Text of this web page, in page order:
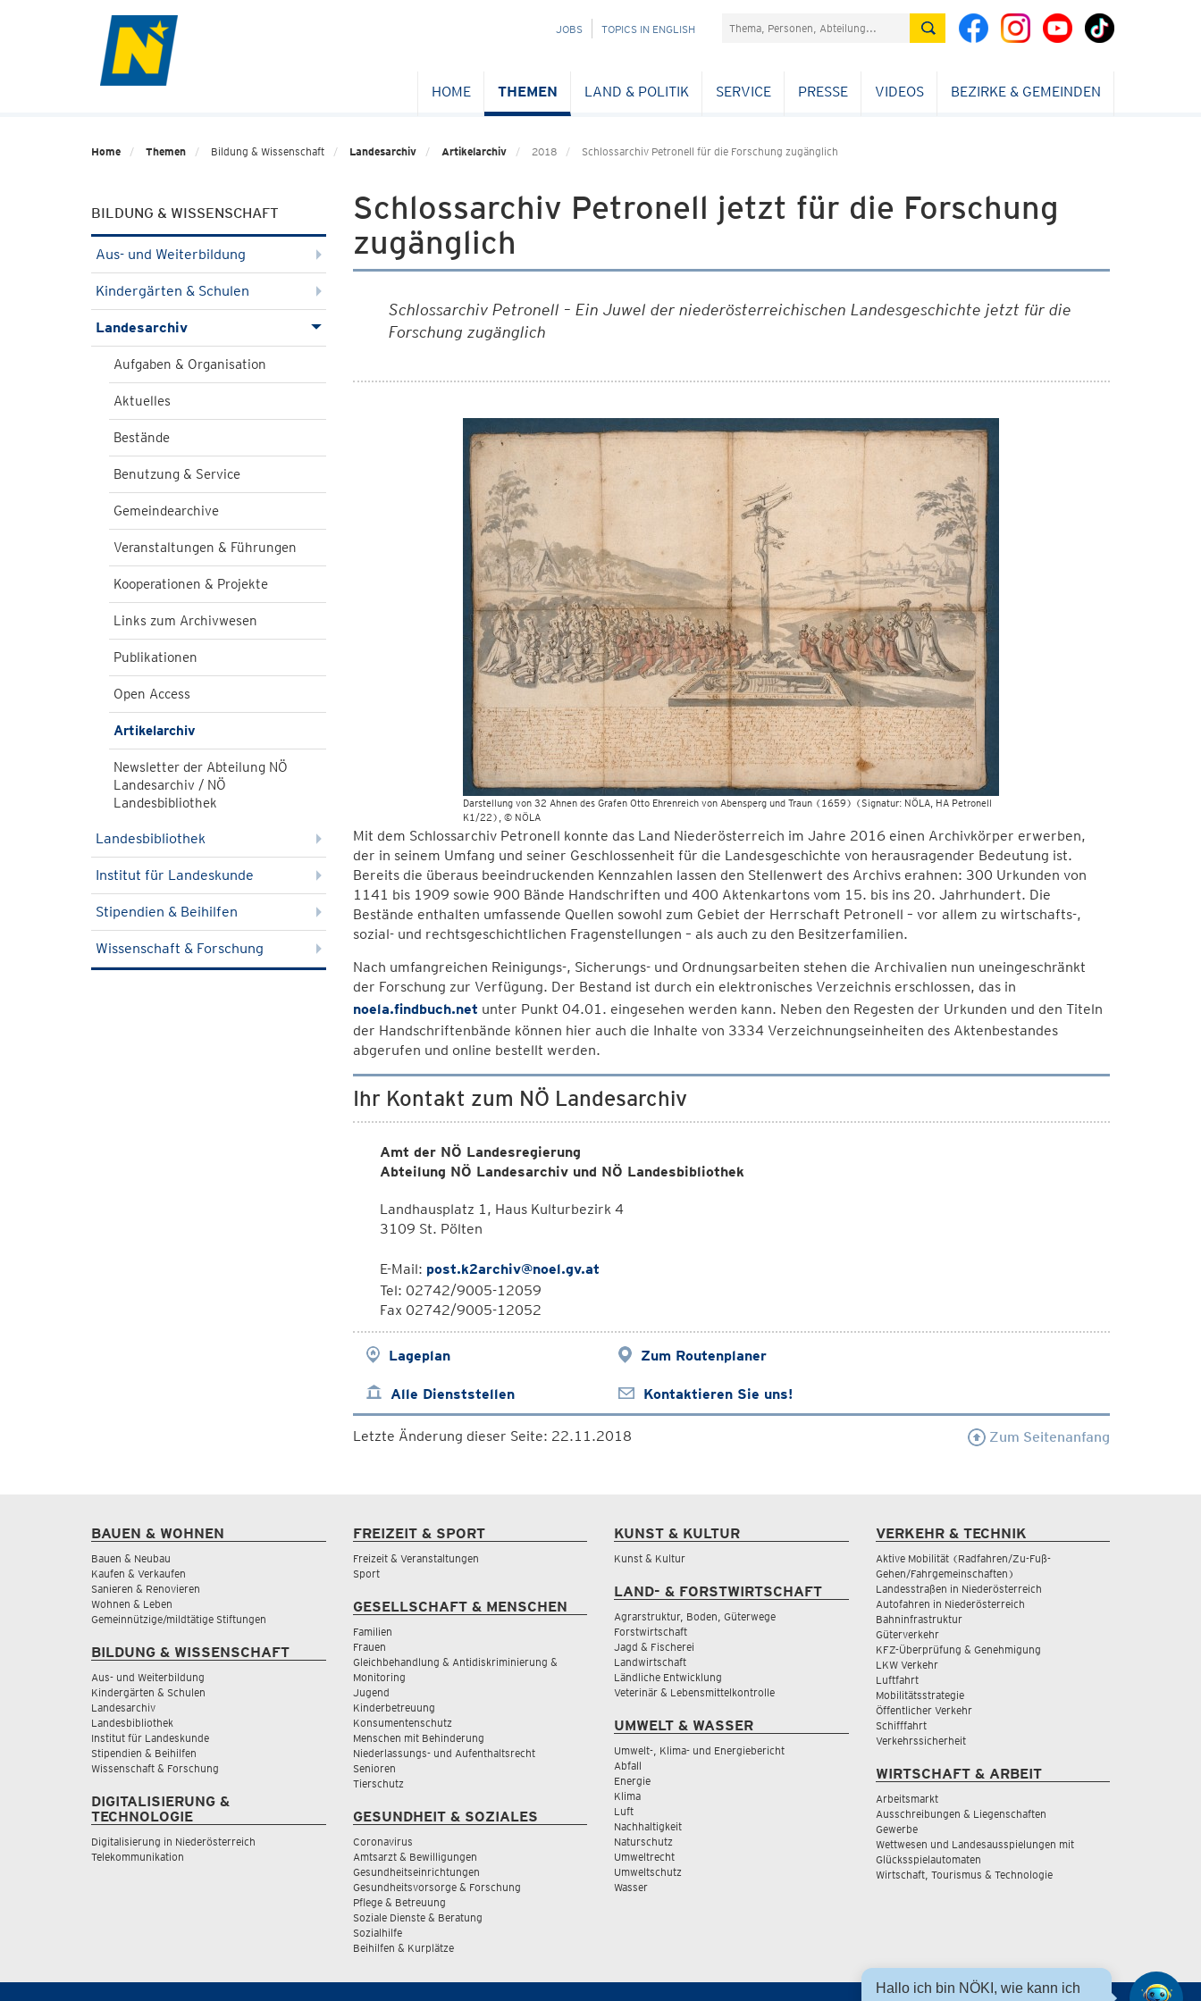
NAVIGATION
JOBS TOPICS IN ENGLISH Suchefeld
HOME THEMEN LAND & POLITIK SERVICE PRESSE VIDEOS BEZIRKE & GEMEINDEN
Home Themen Bildung & Wissenschaft Landesarchiv Artikelarchiv 2018 Schlossarchiv Petronell für die Forschung zugänglich
BILDUNG & WISSENSCHAFT
Aus- und Weiterbildung
Kindergärten & Schulen
Landesarchiv
Aufgaben & Organisation
Aktuelles
Bestände
Benutzung & Service
Gemeindearchive
Veranstaltungen & Führungen
Kooperationen & Projekte
Links zum Archivwesen
Publikationen
Open Access
Artikelarchiv
Newsletter der Abteilung NÖ
Landesarchiv / NÖ
Landesbibliothek
Landesbibliothek
Institut für Landeskunde
Stipendien & Beihilfen
Wissenschaft & Forschung
Schlossarchiv Petronell jetzt für die Forschung
zugänglich
Schlossarchiv Petronell – Ein Juwel der niederösterreichischen Landesgeschichte jetzt für die
Forschung zugänglich
Darstellung von 32 Ahnen des Grafen Otto Ehrenreich von Abensperg und Traun (1659) (Signatur: NÖLA, HA Petronell
K1/22) © NÖLA
Mit dem Schlossarchiv Petronell konnte das Land Niederösterreich im Jahre 2016 einen Archivkörper erwerben,
der in seinem Umfang und seiner Geschlossenheit für die Landesgeschichte von herausragender Bedeutung ist.
Bereits die überaus beeindruckenden Kennzahlen lassen den Stellenwert des Archivs erahnen: 300 Urkunden von
1141 bis 1909 sowie 900 Bände Handschriften und 400 Aktenkartons vom 15. bis ins 20. Jahrhundert. Die
Bestände enthalten umfassende Quellen sowohl zum Gebiet der Herrschaft Petronell – vor allem zu wirtschafts-,
sozial- und rechtsgeschichtlichen Fragenstellungen – als auch zu den Besitzerfamilien.
Nach umfangreichen Reinigungs-, Sicherungs- und Ordnungsarbeiten stehen die Archivalien nun uneingeschränkt
der Forschung zur Verfügung. Der Bestand ist durch ein elektronisches Verzeichnis erschlossen, das in
noela.findbuch.net unter Punkt 04.01. eingesehen werden kann. Neben den Regesten der Urkunden und den Titeln
der Handschriftenbände können hier auch die Inhalte von 3334 Verzeichnungseinheiten des Aktenbestandes
abgerufen und online bestellt werden.
Ihr Kontakt zum NÖ Landesarchiv
Amt der NÖ Landesregierung
Abteilung NÖ Landesarchiv und NÖ Landesbibliothek
Landhausplatz 1, Haus Kulturbezirk 4
3109 St. Pölten
E-Mail: post.k2archiv@noel.gv.at
Tel: 02742/9005-12059
Fax 02742/9005-12052
Lageplan Zum Routenplaner
Alle Dienststellen Kontaktieren Sie uns!
Letzte Änderung dieser Seite: 22.11.2018 Zum Seitenanfang
BAUEN & WOHNEN
Bauen & Neubau
Kaufen & Verkaufen
Sanieren & Renovieren
Wohnen & Leben
Gemeinnützige/mildtätige Stiftungen
BILDUNG & WISSENSCHAFT
Aus- und Weiterbildung
Kindergärten & Schulen
Landesarchiv
Landesbibliothek
Institut für Landeskunde
Stipendien & Beihilfen
Wissenschaft & Forschung
DIGITALISIERUNG &
TECHNOLOGIE
Digitalisierung in Niederösterreich
Telekommunikation
FREIZEIT & SPORT
Freizeit & Veranstaltungen
Sport
GESELLSCHAFT & MENSCHEN
Familien
Frauen
Gleichbehandlung & Antidiskriminierung &
Monitoring
Jugend
Kinderbetreuung
Konsumentenschutz
Menschen mit Behinderung
Niederlassungs- und Aufenthaltsrecht
Senioren
Tierschutz
GESUNDHEIT & SOZIALES
Coronavirus
Amtsarzt & Bewilligungen
Gesundheitseinrichtungen
Gesundheitsvorsorge & Forschung
Pflege & Betreuung
Soziale Dienste & Beratung
Sozialhilfe
Beihilfen & Kurplätze
KUNST & KULTUR
Kunst & Kultur
LAND- & FORSTWIRTSCHAFT
Agrarstruktur, Boden, Güterwege
Forstwirtschaft
Jagd & Fischerei
Landwirtschaft
Ländliche Entwicklung
Veterinär & Lebensmittelkontrolle
UMWELT & WASSER
Umwelt-, Klima- und Energiebericht
Abfall
Energie
Klima
Luft
Nachhaltigkeit
Naturschutz
Umweltrecht
Umweltschutz
Wasser
VERKEHR & TECHNIK
Aktive Mobilität (Radfahren/Zu-Fuß-
Gehen/Fahrgemeinschaften)
Landesstraßen in Niederösterreich
Autofahren in Niederösterreich
Bahninfrastruktur
Güterverkehr
KFZ-Überprüfung & Genehmigung
LKW Verkehr
Luftfahrt
Mobilitätsstrategie
Öffentlicher Verkehr
Schifffahrt
Verkehrssicherheit
WIRTSCHAFT & ARBEIT
Arbeitsmarkt
Ausschreibungen & Liegenschaften
Gewerbe
Wettwesen und Landesausspielungen mit
Glücksspielautomaten
Wirtschaft, Tourismus & Technologie
Hallo ich bin NÖKI, wie kann ich